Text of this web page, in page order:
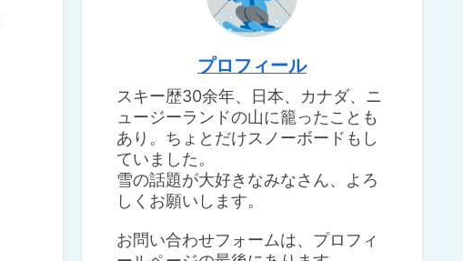
プロフィール
スキー歴30余年、日本、カナダ、ニ
ュージーランドの山に籠ったことも
あり。ちょとだけスノーボードもし
ていました。
雪の話題が大好きなみなさん、よろ
しくお願いします。
お問い合わせフォームは、プロフィ